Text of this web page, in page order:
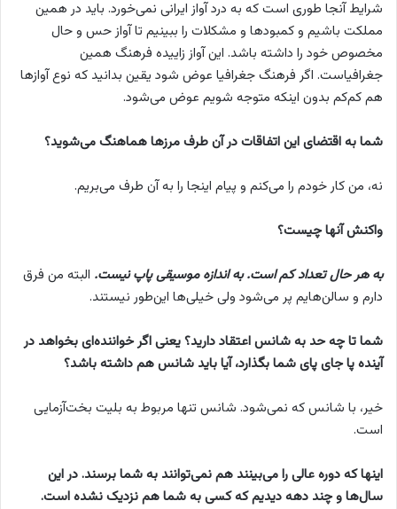
شرایط آنجا طوری است که به درد آواز ایرانی نمی‌خورد. باید در همین
مملکت باشیم و کمبودها و مشکلات را ببینیم تا آواز حس و حال
مخصوص خود را داشته باشد. این آواز زاییده فرهنگ همین
جغرافیاست. اگر فرهنگ جغرافیا عوض شود یقین بدانید که نوع آوازها
هم کم‌کم بدون اینکه متوجه شویم عوض می‌شود.
شما به اقتضای این اتفاقات در آن طرف مرزها هماهنگ می‌شوید؟
نه، من کار خودم را می‌کنم و پیام اینجا را به آن طرف می‌بریم.
واکنش آنها چیست؟
به هر حال تعداد کم است. به اندازه موسیقی پاپ نیست. البته من فرق
دارم و سالن‌هایم پر می‌شود ولی خیلی‌ها این‌طور نیستند.
شما تا چه حد به شانس اعتقاد دارید؟ یعنی اگر خواننده‌ای بخواهد در
آینده پا جای پای شما بگذارد، آیا باید شانس هم داشته باشد؟
خیر، با شانس که نمی‌شود. شانس تنها مربوط به بلیت بخت‌آزمایی
است.
اینها که دوره عالی را می‌بینند هم نمی‌توانند به شما برسند. در این
سال‌ها و چند دهه دیدیم که کسی به شما هم نزدیک نشده است.